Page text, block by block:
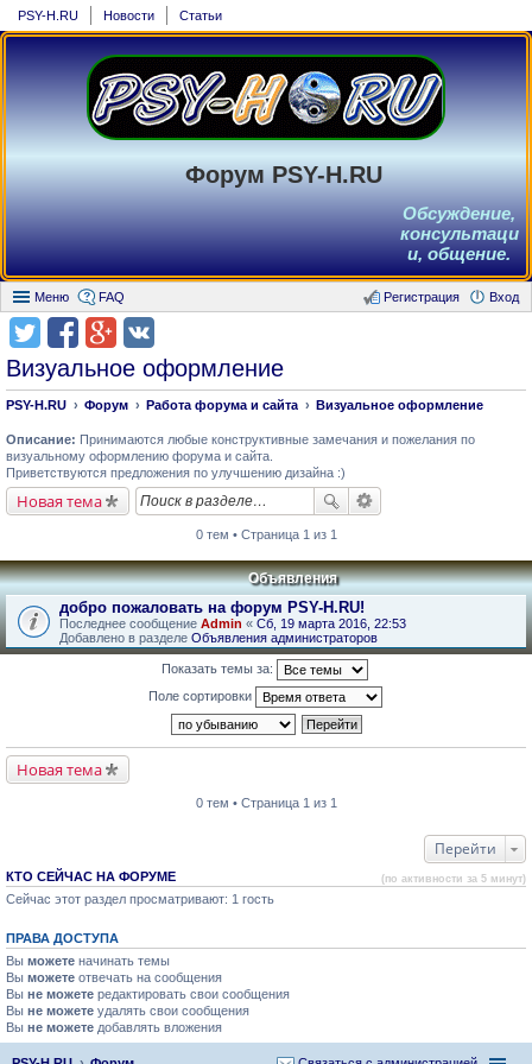
PSY-H.RU Новости Статьи
Форум PSY-H.RU
Обсуждение,
консультаци
и, общение.
Меню FAQ Вход
Регистрация
Визуальное оформление
PSY-H.RU Форум Работа форума и сайта Визуальное оформление
Описание: Принимаются любые конструктивные замечания и пожелания по
визуальному оформлению форума и сайта.
Приветствуются предложения по улучшению дизайна :)
Новая тема
0 тем • Страница 1 из 1
Объявления
добро пожаловать на форум PSY-H.RU!
Последнее сообщение Admin « Сб, 19 марта 2016, 22:53
Добавлено в разделе Объявления администраторов
Показать темы за:
Поле сортировки
Новая тема
0 тем • Страница 1 из 1
Перейти
КТО СЕЙЧАС НА ФОРУМЕ (по активности за 5 минут)
Сейчас этот раздел просматривают: 1 гость
ПРАВА ДОСТУПА
Вы можете начинать темы
Вы можете отвечать на сообщения
Вы не можете редактировать свои сообщения
Вы не можете удалять свои сообщения
Вы не можете добавлять вложения